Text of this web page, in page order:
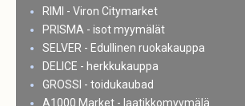
RIMI - Viron Citymarket
PRISMA - isot myymälät
SELVER - Edullinen ruokakauppa
DELICE - herkkukauppa
GROSSI - toidukaubad
A1000 Market - laatikkomyymälä